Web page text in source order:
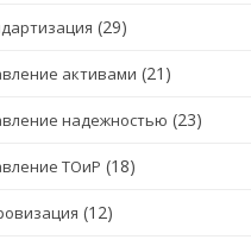
(29)
активами (21)
надежностью (23)
ТОиР (18)
(12)